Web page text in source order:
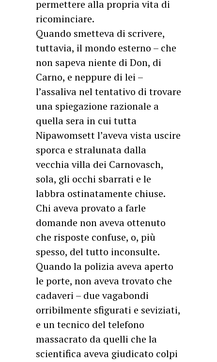
permettere alla propria vita di
ricominciare.
Quando smetteva di scrivere,
tuttavia, il mondo esterno – che
non sapeva niente di Don, di
Carno, e neppure di lei –
l’assaliva nel tentativo di trovare
una spiegazione razionale a
quella sera in cui tutta
Nipawomsett l’aveva vista uscire
sporca e stralunata dalla
vecchia villa dei Carnovasch,
sola, gli occhi sbarrati e le
labbra ostinatamente chiuse.
Chi aveva provato a farle
domande non aveva ottenuto
che risposte confuse, o, più
spesso, del tutto inconsulte.
Quando la polizia aveva aperto
le porte, non aveva trovato che
cadaveri – due vagabondi
orribilmente sfigurati e seviziati,
e un tecnico del telefono
massacrato da quelli che la
scientifica aveva giudicato colpi